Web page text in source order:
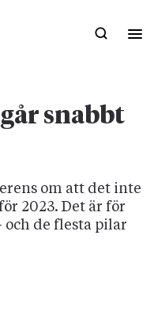
snabbt
om att det inte
2023. Det är för
och de flesta pilar